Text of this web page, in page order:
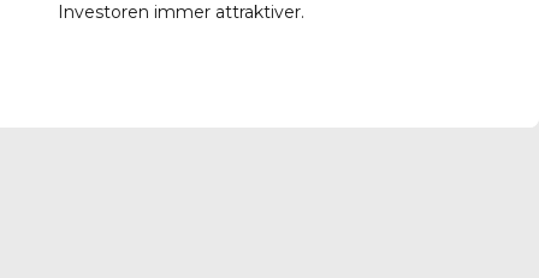
Investoren immer attraktiver.